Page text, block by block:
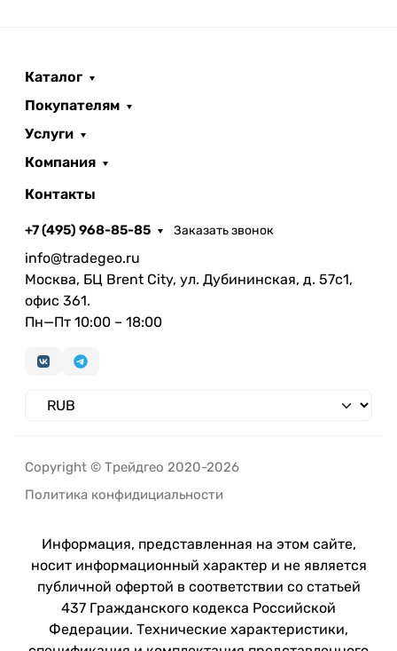
Каталог
Покупателям
Услуги
Компания
Контакты
+7 (495) 968-85-85 Заказать звонок
info@tradegeo.ru
Москва, БЦ Brent City, ул. Дубининская, д. 57с1,
офис 361.
Пн—Пт 10:00 – 18:00
Copyright © Трейдгео 2020-2026
Политика конфидициальности
Информация, представленная на этом сайте,
носит информационный характер и не является
публичной офертой в соответствии со статьей
437 Гражданского кодекса Российской
Федерации. Технические характеристики,